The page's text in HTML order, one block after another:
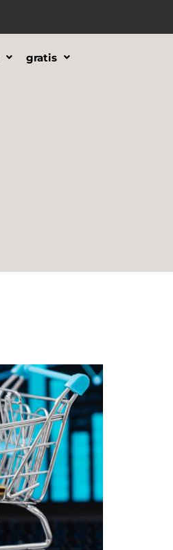
gratis